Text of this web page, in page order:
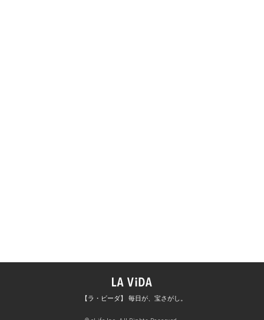
【ラ・ビーダ】 毎日が、宝さがし。